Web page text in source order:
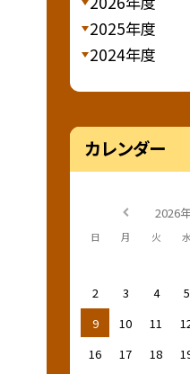
2025年度
2024年度
カレンダー
2026
日 月 火
2
3 4 5
9
10 11
16
17 18